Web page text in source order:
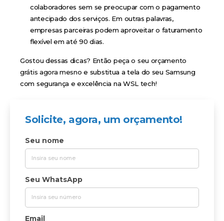
colaboradores sem se preocupar com o pagamento
antecipado dos serviços. Em outras palavras,
empresas parceiras podem aproveitar o faturamento
flexível em até 90 dias.
Gostou dessas dicas? Então peça o seu orçamento
grátis agora mesno e substitua a tela do seu Samsung
com segurança e excelência na WSL tech!
Solicite, agora, um orçamento!
Seu nome
Seu WhatsApp
Email